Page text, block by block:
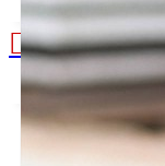
Alışveriş